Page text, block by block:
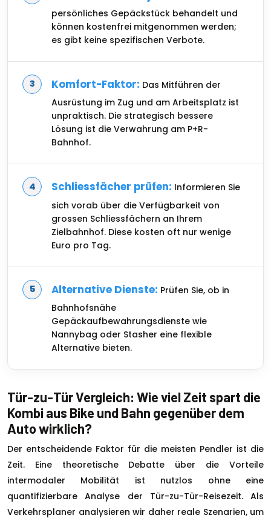
persönliches Gepäckstück behandelt und
können kostenfrei mitgenommen werden;
es gibt keine spezifischen Verbote.
Komfort-Faktor: Das Mitführen der
Ausrüstung im Zug und am Arbeitsplatz ist
unpraktisch. Die strategisch bessere
Lösung ist die Verwahrung am P+R-
Bahnhof.
Schliessfächer prüfen: Informieren Sie
sich vorab über die Verfügbarkeit von
grossen Schliessfächern an Ihrem
Zielbahnhof. Diese kosten oft nur wenige
Euro pro Tag.
Alternative Dienste: Prüfen Sie, ob in
Bahnhofsnähe
Gepäckaufbewahrungsdienste wie
Nannybag oder Stasher eine flexible
Alternative bieten.
Tür-zu-Tür Vergleich: Wie viel Zeit spart die
Kombi aus Bike und Bahn gegenüber dem
Auto wirklich?
Der entscheidende Faktor für die meisten Pendler ist die
Zeit. Eine theoretische Debatte über die Vorteile
intermodaler Mobilität ist nutzlos ohne eine
quantifizierbare Analyse der Tür-zu-Tür-Reisezeit. Als
Verkehrsplaner analysieren wir daher reale Szenarien, um